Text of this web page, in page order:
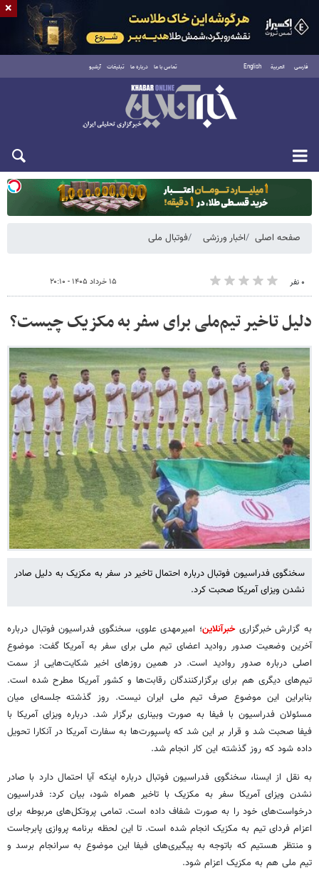
فارسی العربية English تماس با ما درباره ما تبلیغات آرشیو
یکشنبه ۱۸ مرداد ۱۴۰۵
صفحه اصلی اخبار ورزشی فوتبال ملی
۰ نفر ۱۵ خرداد ۱۴۰۵ - ۲۰:۱۰
دلیل تاخیر تیم‌ملی برای سفر به مکزیک چیست؟
سخنگوی فدراسیون فوتبال درباره احتمال تاخیر در سفر به مکزیک به دلیل صادر
نشدن ویزای آمریکا صحبت کرد.
به گزارش خبرگزاریخبرآنلاین؛ امیرمهدی علوی، سخنگوی فدراسیون فوتبال درباره
آخرین وضعیت صدور روادید اعضای تیم ملی برای سفر به آمریکا گفت: موضوع
اصلی درباره صدور روادید است. در همین روزهای اخیر شکایت‌هایی از سمت
تیم‌های دیگری هم برای برگزارکنندگان رقابت‌ها و کشور آمریکا مطرح شده است.
بنابراین این موضوع صرف تیم ملی ایران نیست. روز گذشته جلسه‌ای میان
مسئولان فدراسیون با فیفا به صورت وبیناری برگزار شد. درباره ویزای آمریکا با
فیفا صحبت شد و قرار بر این شد که پاسپورت‌ها به سفارت آمریکا در آنکارا تحویل
داده شود که روز گذشته این کار انجام شد.
به نقل از ایسنا، سخنگوی فدراسیون فوتبال درباره اینکه آیا احتمال دارد با صادر
نشدن ویزای آمریکا سفر به مکزیک با تاخیر همراه شود، بیان کرد: فدراسیون
درخواست‌های خود را به صورت شفاف داده است. تمامی پروتکل‌های مربوطه برای
اعزام فردای تیم به مکزیک انجام شده است. تا این لحظه برنامه پروازی پابرجاست
و منتظر هستیم که باتوجه به پیگیری‌های فیفا این موضوع به سرانجام برسد و
تیم ملی هم به مکزیک اعزام شود.
×